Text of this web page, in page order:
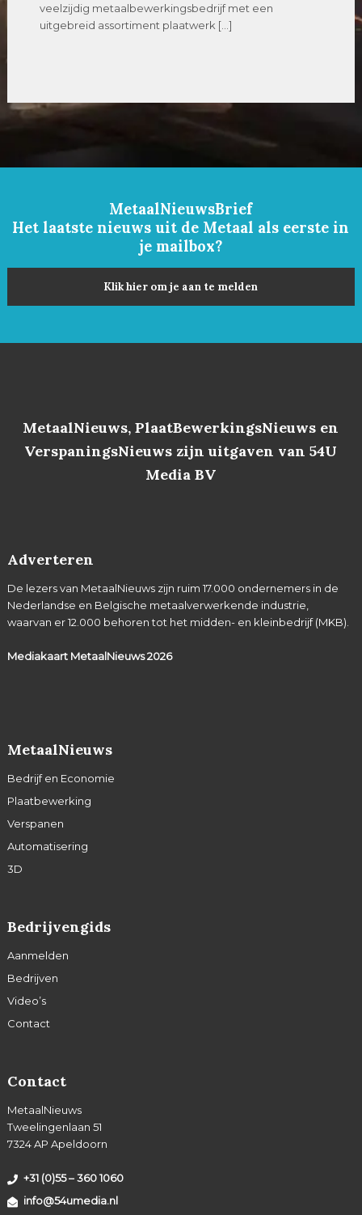
veelzijdig metaalbewerkingsbedrijf met een
uitgebreid assortiment plaatwerk […]
MetaalNieuwsBrief
Het laatste nieuws uit de Metaal als eerste in
je mailbox?
Klik hier om je aan te melden
MetaalNieuws, PlaatBewerkingsNieuws en
VerspaningsNieuws zijn uitgaven van 54U
Media BV
Adverteren
De lezers van MetaalNieuws zijn ruim 17.000 ondernemers in de
Nederlandse en Belgische metaalverwerkende industrie,
waarvan er 12.000 behoren tot het midden- en kleinbedrijf (MKB).
Mediakaart MetaalNieuws2026
MetaalNieuws
Bedrijf en Economie
Plaatbewerking
Verspanen
Automatisering
3D
Bedrijvengids
Aanmelden
Bedrijven
Video’s
Contact
Contact
MetaalNieuws
Tweelingenlaan 51
7324 AP Apeldoorn
+31 (0)55 – 360 1060
info@54umedia.nl